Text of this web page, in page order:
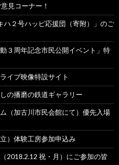
見コーナー！
２号ハッピ応援団（寄附）」のご
３周年記念市民公開イベント」特
イブ映像特設サイト
の播磨の鉄道ギャラリー
（加古川市民会館にて）優先入場
）体験工房参加申込み
2018.2.12 祝・月）にご参加の皆